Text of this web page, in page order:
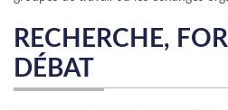
RECHERCHE,
DÉBAT